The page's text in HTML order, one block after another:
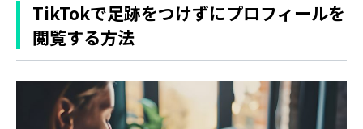
TikTokで足跡をつけずにプロフィールを
閲覧する方法